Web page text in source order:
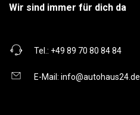
Wir sind immer für dich da
Tel.: +49 89 70 80 84 84
E-Mail: info@autohaus24.de